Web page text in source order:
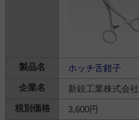
ホッチ舌鉗子
新鋭工業株式会社
3,600円